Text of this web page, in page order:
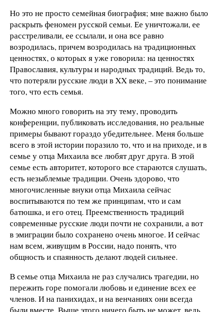
Но это не просто семейная биография; мне важно было
раскрыть феномен русской семьи. Ее уничтожали, ее
расстреливали, ее ссылали, и она все равно
возродилась, причем возродилась на традиционных
ценностях, о которых я уже говорила: на ценностях
Православия, культуры и народных традиций. Ведь то,
что потеряли русские люди в XX веке, – это понимание
того, что есть семья.
Можно много говорить на эту тему, проводить
конференции, публиковать исследования, но реальные
примеры бывают гораздо убедительнее. Меня больше
всего в этой истории поразило то, что и на приходе, и в
семье у отца Михаила все любят друг друга. В этой
семье есть авторитет, которого все стараются слушать,
есть незыблемые традиции. Очень здорово, что
многочисленные внуки отца Михаила сейчас
воспитываются по тем же принципам, что и сам
батюшка, и его отец. Преемственность традиций
современные русские люди почти не сохранили, а вот
в эмиграции было сохранено очень многое. И сейчас
нам всем, живущим в России, надо понять, что
общность и спаянность делают людей сильнее.
В семье отца Михаила не раз случались трагедии, но
пережить горе помогали любовь и единение всех ее
членов. И на панихидах, и на венчаниях они всегда